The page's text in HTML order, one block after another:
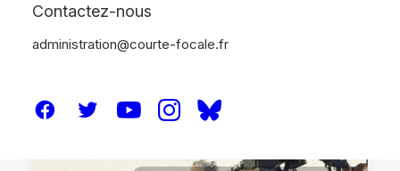
Contactez-nous
administration@courte-focale.fr